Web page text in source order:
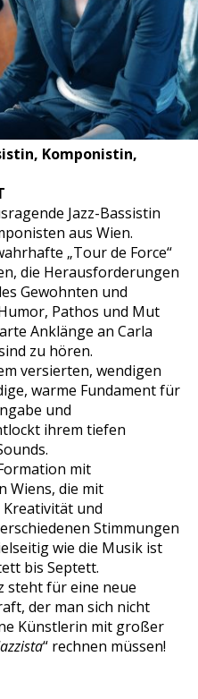
Komponistin,
Jazz-Bassistin
aus Wien.
„Tour de Force“
die Herausforderungen
Gewohnten und
Pathos und Mut
Anklänge an Carla
zu hören.
versierten, wendigen
warme Fundament für
und
ihrem tiefen
mit
Wiens, die mit
Kreativität und
Stimmungen
wie die Musik ist
bis Septett.
steht für eine neue
der man sich nicht
Künstlerin mit großer
“ rechnen müssen!